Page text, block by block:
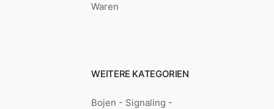
Waren
WEITERE KATEGORIEN
Bojen - Signaling -